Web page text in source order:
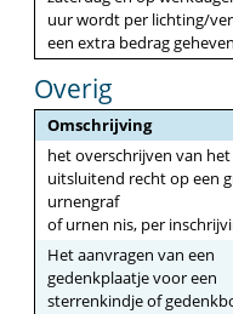
uur wordt per lichting/
een extra bedrag
Overig
Omschrijving
het overschrijven van het
uitsluitend recht op een
urnengraf
of urnen nis, per
Het aanvragen van een
gedenkplaatje voor een
sterrenkindje of